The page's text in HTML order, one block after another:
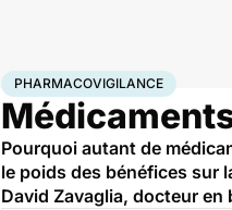
AccueilSantéSociété
PHARMACOVIGILANCE
Pourquoi autant de
le poids des bénéfices sur
David Zavaglia, docteur